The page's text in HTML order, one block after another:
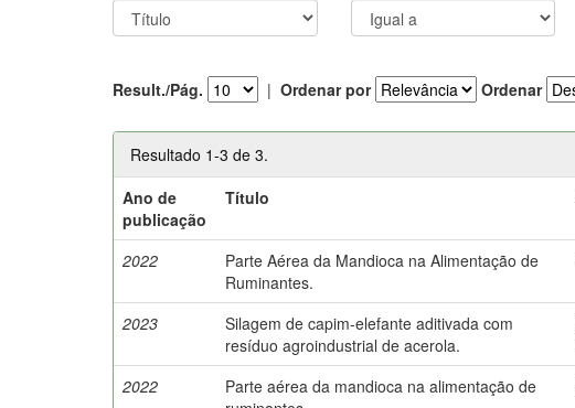
Result./Pág. | Ordenar por Ordenar
Resultado 1-3 de 3.
Ano de
publicação
Título
2022
Parte Aérea da Mandioca na Alimentação de
Ruminantes.
2023
Silagem de capim-elefante aditivada com
resíduo agroindustrial de acerola.
2022
Parte aérea da mandioca na alimentação de